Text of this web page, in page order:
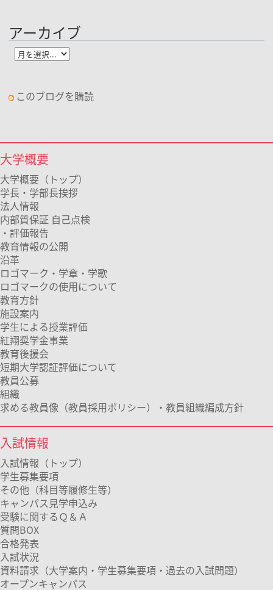
アーカイブ
このブログを購読
大学概要
大学概要（トップ）
学長・学部長挨拶
法人情報
内部質保証 自己点検
・評価報告
教育情報の公開
沿革
ロゴマーク・学章・学歌
ロゴマークの使用について
教育方針
施設案内
学生による授業評価
紅翔奨学金事業
教育後援会
短期大学認証評価について
教員公募
組織
求める教員像（教員採用ポリシー）・教員組織編成方針
入試情報
入試情報（トップ）
学生募集要項
その他（科目等履修生等）
キャンパス見学申込み
受験に関するＱ＆Ａ
質問BOX
合格発表
入試状況
資料請求（大学案内・学生募集要項・過去の入試問題）
オープンキャンパス